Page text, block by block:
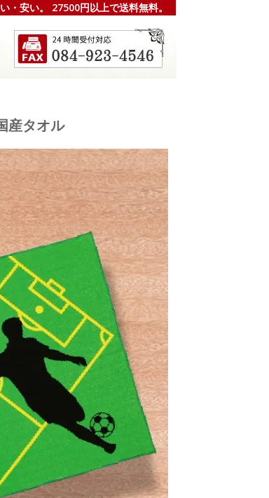
・安い。 27500円以上で送料無料。
産タオル